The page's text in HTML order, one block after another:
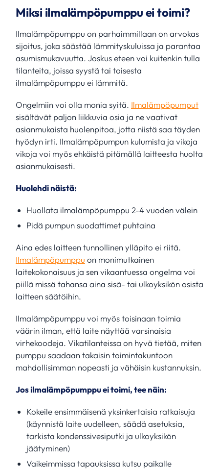
Miksi ilmalämpöpumppu ei toimi?
Ilmalämpöpumppu on parhaimmillaan on arvokas
sijoitus, joka säästää lämmityskuluissa ja parantaa
asumismukavuutta. Joskus eteen voi kuitenkin tulla
tilanteita, joissa syystä tai toisesta
ilmalämpöpumppu ei lämmitä.
Ongelmiin voi olla monia syitä. Ilmalämpöpumput
sisältävät paljon liikkuvia osia ja ne vaativat
asianmukaista huolenpitoa, jotta niistä saa täyden
hyödyn irti. Ilmalämpöpumpun kulumista ja vikoja
vikoja voi myös ehkäistä pitämällä laitteesta huolta
asianmukaisesti.
Huolehdi näistä:
Huollata ilmalämpöpumppu 2-4 vuoden välein
Pidä pumpun suodattimet puhtaina
Aina edes laitteen tunnollinen ylläpito ei riitä.
Ilmalämpöpumppu on monimutkainen
laitekokonaisuus ja sen vikaantuessa ongelma voi
piillä missä tahansa aina sisä- tai ulkoyksikön osista
laitteen säätöihin.
Ilmalämpöpumppu voi myös toisinaan toimia
väärin ilman, että laite näyttää varsinaisia
virhekoodeja. Vikatilanteissa on hyvä tietää, miten
pumppu saadaan takaisin toimintakuntoon
mahdollisimman nopeasti ja vähäisin kustannuksin.
Jos ilmalämpöpumppu ei toimi, tee näin:
Kokeile ensimmäisenä yksinkertaisia ratkaisuja
(käynnistä laite uudelleen, säädä asetuksia,
tarkista kondenssivesiputki ja ulkoyksikön
jäätyminen)
Vaikeimmissa tapauksissa kutsu paikalle